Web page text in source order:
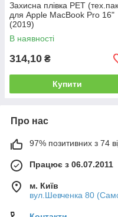
Захисна плівка PET
для Apple MacBook Pro 16"
(2019)
В наявності
314,10 ₴
Купити
Про нас
97% позитивних з 74
Працює з 06.07.2011
м. Київ
вул.Шевченка 80